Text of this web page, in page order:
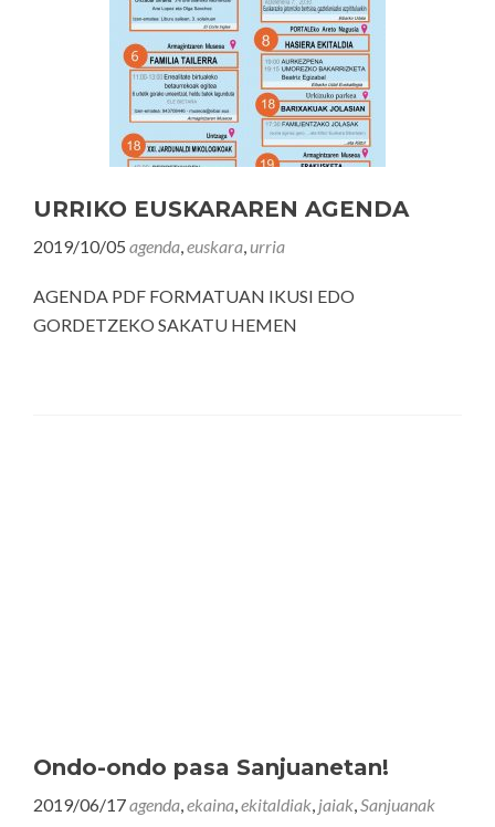
URRIKO EUSKARAREN AGENDA
2019/10/05 agenda,euskara,urria
AGENDA PDF FORMATUAN IKUSI EDO
GORDETZEKO SAKATU HEMEN
Ondo-ondo pasa Sanjuanetan!
2019/06/17agenda,ekaina,ekitaldiak, jaiak,Sanjuanak